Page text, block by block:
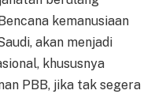
kemanusiaan
akan menjadi
khususnya
PBB, jika tak segera